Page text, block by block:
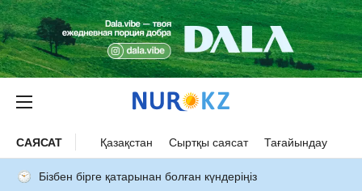
САЯСАТ Қазақстан Сыртқы саясат Тағайындау
Бізбен бірге қатарынан болған күндеріңіз